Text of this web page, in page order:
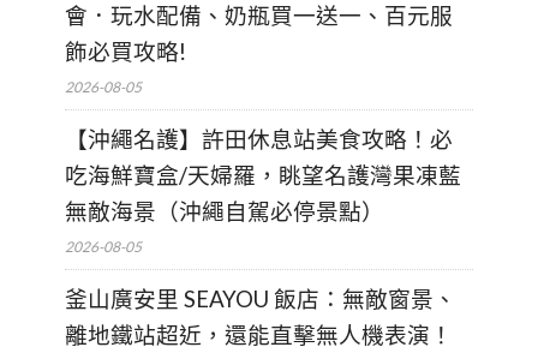
會．玩水配備、奶瓶買一送一、百元服
飾必買攻略!
2026-08-05
【沖繩名護】許田休息站美食攻略！必
吃海鮮寶盒/天婦羅，眺望名護灣果凍藍
無敵海景（沖繩自駕必停景點）
2026-08-05
釜山廣安里 SEAYOU 飯店：無敵窗景、
離地鐵站超近，還能直擊無人機表演！